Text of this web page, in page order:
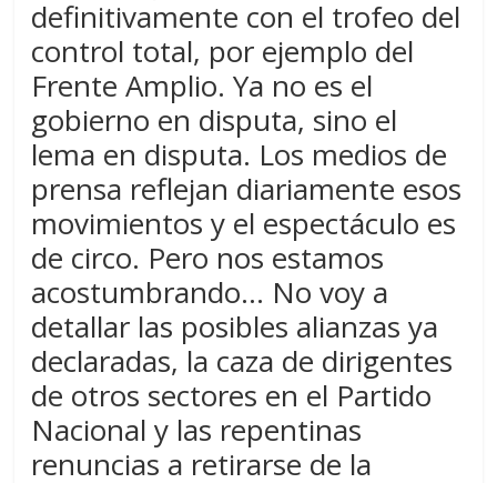
definitivamente con el trofeo del
control total, por ejemplo del
Frente Amplio. Ya no es el
gobierno en disputa, sino el
lema en disputa. Los medios de
prensa reflejan diariamente esos
movimientos y el espectáculo es
de circo. Pero nos estamos
acostumbrando… No voy a
detallar las posibles alianzas ya
declaradas, la caza de dirigentes
de otros sectores en el Partido
Nacional y las repentinas
renuncias a retirarse de la